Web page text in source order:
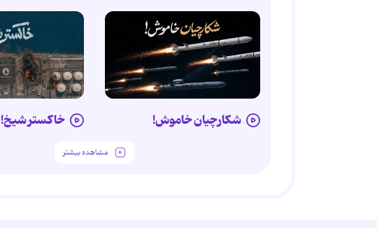
شکارچیان خاموش! خاکستر شیخ!
مشاهده بیشتر